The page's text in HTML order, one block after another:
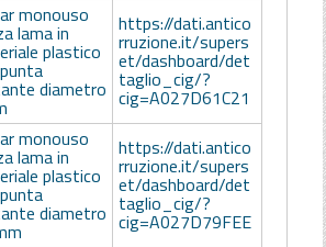
monouso
lama in
plastico
diametro
https://dati.antico
rruzione.it/supers
et/dashboard/det
taglio_cig/?
cig=A027D61C21
monouso
lama in
plastico
diametro
https://dati.antico
rruzione.it/supers
et/dashboard/det
taglio_cig/?
cig=A027D79FEE